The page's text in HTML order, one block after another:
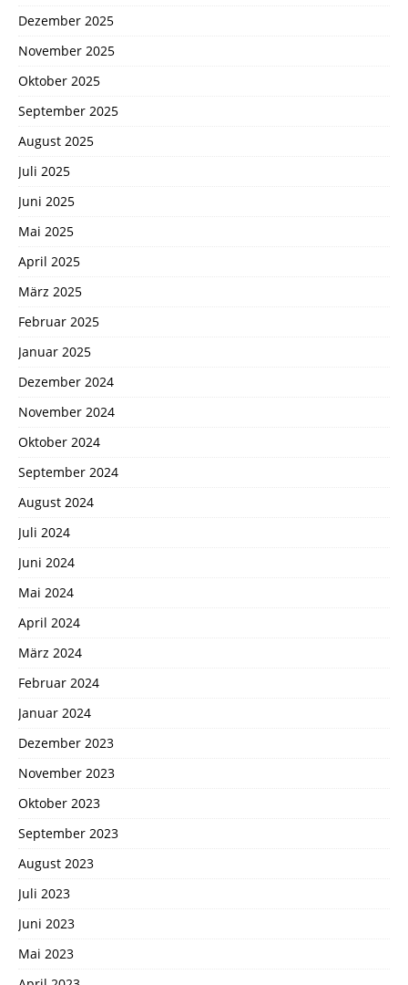
Dezember 2025
November 2025
Oktober 2025
September 2025
August 2025
Juli 2025
Juni 2025
Mai 2025
April 2025
März 2025
Februar 2025
Januar 2025
Dezember 2024
November 2024
Oktober 2024
September 2024
August 2024
Juli 2024
Juni 2024
Mai 2024
April 2024
März 2024
Februar 2024
Januar 2024
Dezember 2023
November 2023
Oktober 2023
September 2023
August 2023
Juli 2023
Juni 2023
Mai 2023